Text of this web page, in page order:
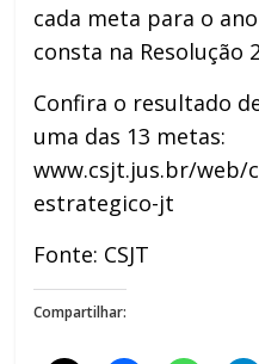
cada meta para o
consta na Resolução
Confira o resultado
uma das 13 metas:
www.csjt.jus.br/web/
estrategico-jt
Fonte: CSJT
Compartilhar: